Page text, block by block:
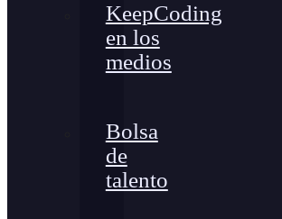
KeepCoding
en los
medios
Bolsa
de
talento